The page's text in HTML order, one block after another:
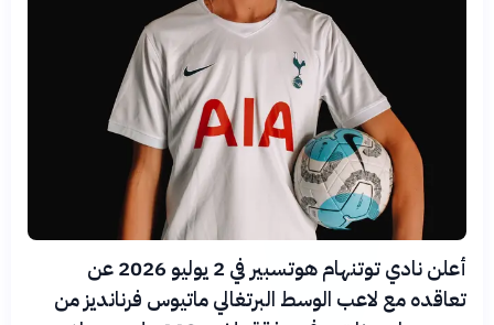
أعلن نادي توتنهام هوتسبير في 2 يوليو 2026 عن
تعاقده مع لاعب الوسط البرتغالي ماتيوس فرنانديز من